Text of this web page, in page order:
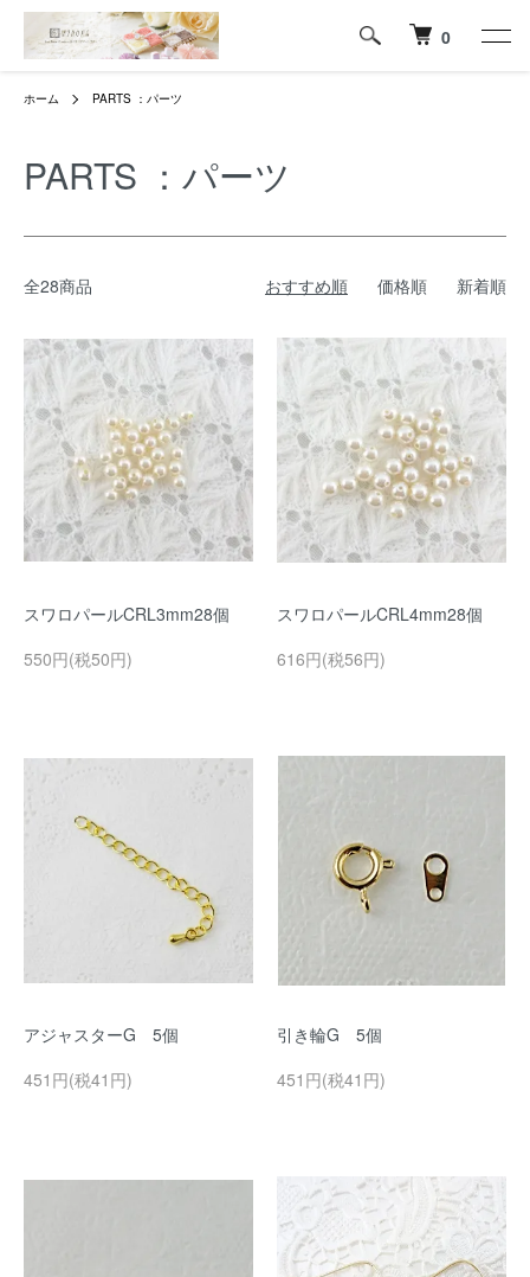
0
ホーム PARTS ：パーツ
PARTS ：パーツ
全28商品 おすすめ順 価格順 新着順
スワロパールCRL3mm28個
550円(税50円)
スワロパールCRL4mm28個
616円(税56円)
アジャスターG 5個
451円(税41円)
引き輪G 5個
451円(税41円)